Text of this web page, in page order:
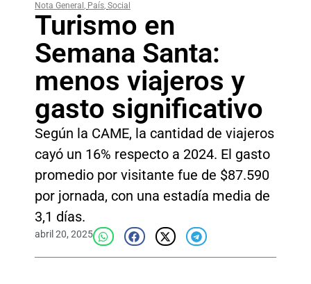
Nota General , País, Social
Turismo en
Semana Santa:
menos viajeros y
gasto significativo
Según la CAME, la cantidad de viajeros
cayó un 16% respecto a 2024. El gasto
promedio por visitante fue de $87.590
por jornada, con una estadía media de
3,1 días.
abril 20, 2025